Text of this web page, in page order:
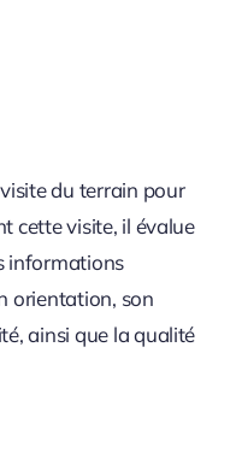
du terrain pour
cette visite, il évalue
informations
orientation, son
ainsi que la qualité